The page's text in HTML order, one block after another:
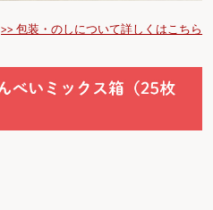
>> 包装・のしについて詳しくはこちら